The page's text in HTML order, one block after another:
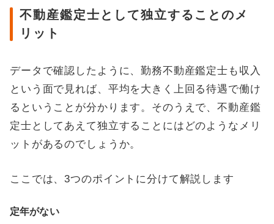
不動産鑑定士として独立することのメ
リット
データで確認したように、勤務不動産鑑定士も収入
という面で見れば、平均を大きく上回る待遇で働け
るということが分かります。そのうえで、不動産鑑
定士としてあえて独立することにはどのようなメリ
ットがあるのでしょうか。
ここでは、3つのポイントに分けて解説します
定年がない